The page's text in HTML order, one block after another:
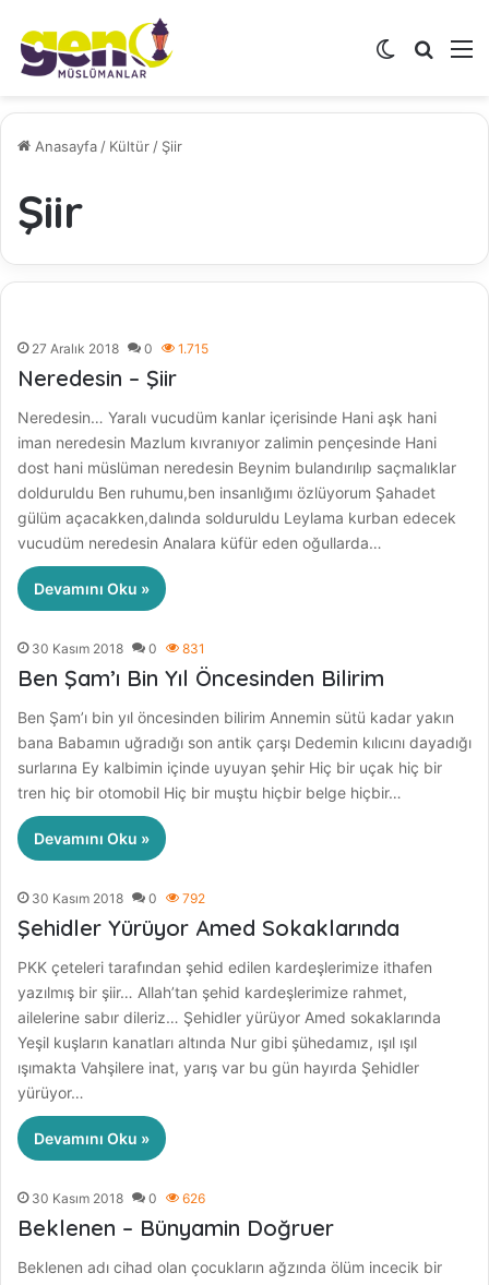
Dış
Anasayfa / Kültür / Şiir
Şiir
27 Aralık 2018 0 1.715
Neredesin – Şiir
Neredesin… Yaralı vucudüm kanlar içerisinde Hani aşk hani
iman neredesin Mazlum kıvranıyor zalimin pençesinde Hani
dost hani müslüman neredesin Beynim bulandırılıp saçmalıklar
dolduruldu Ben ruhumu,ben insanlığımı özlüyorum Şahadet
gülüm açacakken,dalında solduruldu Leylama kurban edecek
vucudüm neredesin Analara küfür eden oğullarda…
Devamını Oku »
30 Kasım 2018 0 831
Ben Şam’ı Bin Yıl Öncesinden Bilirim
Ben Şam’ı bin yıl öncesinden bilirim Annemin sütü kadar yakın
bana Babamın uğradığı son antik çarşı Dedemin kılıcını dayadığı
surlarına Ey kalbimin içinde uyuyan şehir Hiç bir uçak hiç bir
tren hiç bir otomobil Hiç bir muştu hiçbir belge hiçbir…
Devamını Oku »
30 Kasım 2018 0 792
Şehidler Yürüyor Amed Sokaklarında
PKK çeteleri tarafından şehid edilen kardeşlerimize ithafen
yazılmış bir şiir… Allah’tan şehid kardeşlerimize rahmet,
ailelerine sabır dileriz… Şehidler yürüyor Amed sokaklarında
Yeşil kuşların kanatları altında Nur gibi şühedamız, ışıl ışıl
ışımakta Vahşilere inat, yarış var bu gün hayırda Şehidler
yürüyor…
Devamını Oku »
30 Kasım 2018 0 626
Beklenen – Bünyamin Doğruer
Beklenen adı cihad olan çocukların ağzında ölüm incecik bir